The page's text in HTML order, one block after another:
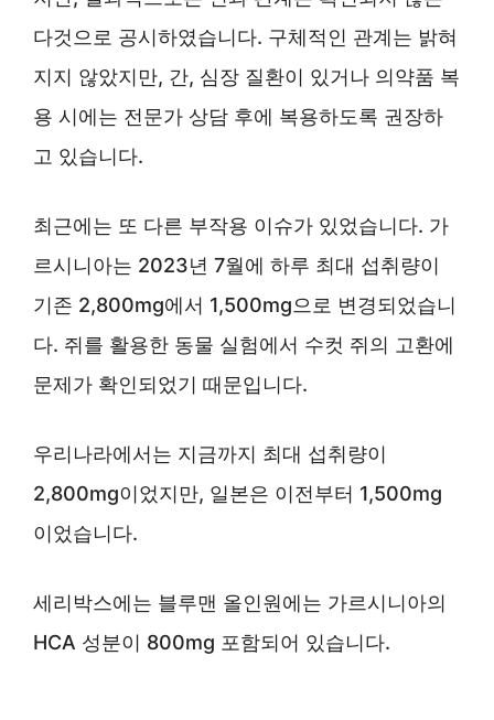
다것으로 공시하였습니다. 구체적인 관계는 밝혀
지지 않았지만, 간, 심장 질환이 있거나 의약품 복
용 시에는 전문가 상담 후에 복용하도록 권장하
고 있습니다.
최근에는 또 다른 부작용 이슈가 있었습니다. 가
르시니아는 2023년 7월에 하루 최대 섭취량이
기존 2,800mg에서 1,500mg으로 변경되었습니
다. 쥐를 활용한 동물 실험에서 수컷 쥐의 고환에
문제가 확인되었기 때문입니다.
우리나라에서는 지금까지 최대 섭취량이
2,800mg이었지만, 일본은 이전부터 1,500mg
이었습니다.
세리박스에는 블루맨 올인원에는 가르시니아의
HCA 성분이 800mg 포함되어 있습니다.